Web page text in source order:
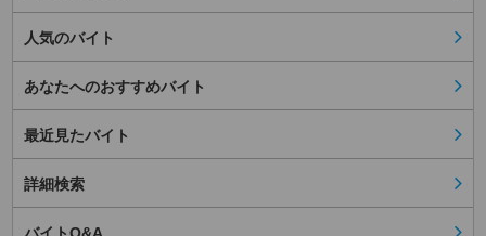
人気のバイト
あなたへのおすすめバイト
最近見たバイト
詳細検索